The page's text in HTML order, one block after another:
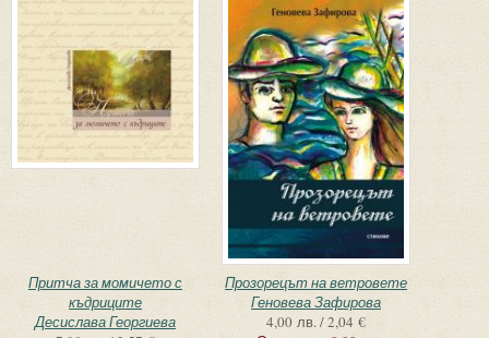
Притча за момичето с
къдриците
Десислава Георгиева
Прозорецът на ветровете
Геновева Зафирова
4,00 лв. / 2,04 €